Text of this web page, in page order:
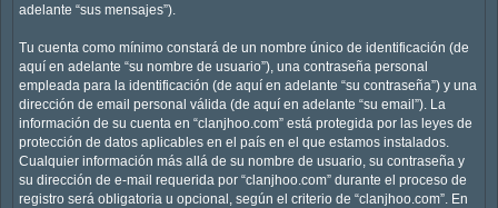
adelante “sus mensajes”).
Tu cuenta como mínimo constará de un nombre único de identificación (de
aquí en adelante “su nombre de usuario”), una contraseña personal
empleada para la identificación (de aquí en adelante “su contraseña”) y una
dirección de email personal válida (de aquí en adelante “su email”). La
información de su cuenta en “clanjhoo.com” está protegida por las leyes de
protección de datos aplicables en el país en el que estamos instalados.
Cualquier información más allá de su nombre de usuario, su contraseña y
su dirección de e-mail requerida por “clanjhoo.com” durante el proceso de
registro será obligatoria u opcional, según el criterio de “clanjhoo.com”. En